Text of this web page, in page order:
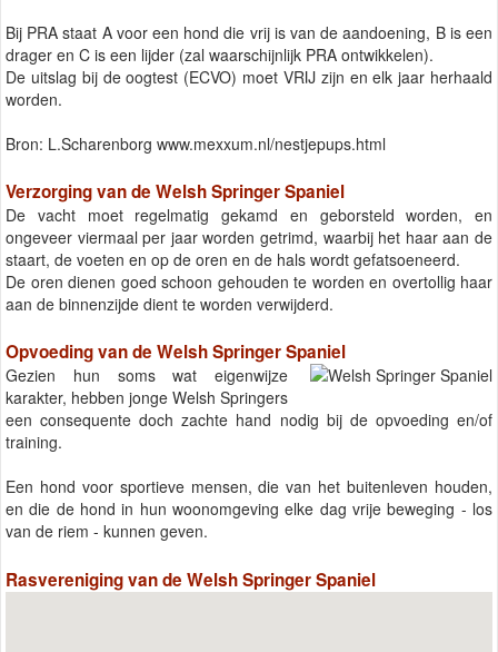
Bij PRA staat A voor een hond die vrij is van de aandoening, B is een
drager en C is een lijder (zal waarschijnlijk PRA ontwikkelen).
De uitslag bij de oogtest (ECVO) moet VRIJ zijn en elk jaar herhaald
worden.
Bron: L.Scharenborg www.mexxum.nl/nestjepups.html
Verzorging van de Welsh Springer Spaniel
De vacht moet regelmatig gekamd en geborsteld worden, en
ongeveer viermaal per jaar worden getrimd, waarbij het haar aan de
staart, de voeten en op de oren en de hals wordt gefatsoeneerd.
De oren dienen goed schoon gehouden te worden en overtollig haar
aan de binnenzijde dient te worden verwijderd.
Opvoeding van de Welsh Springer Spaniel
Gezien hun soms wat eigenwijze
karakter, hebben jonge Welsh Springers
een consequente doch zachte hand nodig bij de opvoeding en/of
training.
Een hond voor sportieve mensen, die van het buitenleven houden,
en die de hond in hun woonomgeving elke dag vrije beweging - los
van de riem - kunnen geven.
Rasvereniging van de Welsh Springer Spaniel